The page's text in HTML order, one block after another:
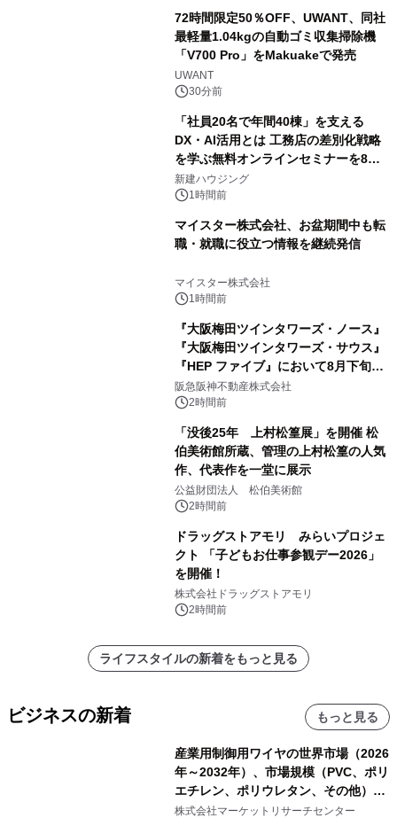
72時間限定50％OFF、UWANT、同社
最軽量1.04kgの自動ゴミ収集掃除機
「V700 Pro」をMakuakeで発売
UWANT
30分前
「社員20名で年間40棟」を支える
DX・AI活用とは 工務店の差別化戦略
を学ぶ無料オンラインセミナーを8月
20日に開催
新建ハウジング
1時間前
マイスター株式会社、お盆期間中も転
職・就職に役立つ情報を継続発信
マイスター株式会社
1時間前
『大阪梅田ツインタワーズ・ノース』
『大阪梅田ツインタワーズ・サウス』
『HEP ファイブ』において8月下旬か
ら 「オフサイト型コーポレートPPA」
による 再生可能エネルギー電力の使用
阪急阪神不動産株式会社
2時間前
「没後25年 上村松篁展」を開催 松
伯美術館所蔵、管理の上村松篁の人気
作、代表作を一堂に展示
公益財団法人 松伯美術館
2時間前
ドラッグストアモリ みらいプロジェ
クト 「子どもお仕事参観デー2026」
を開催！
株式会社ドラッグストアモリ
2時間前
ライフスタイルの新着をもっと見る
ビジネスの新着 もっと見る
産業用制御用ワイヤの世界市場（2026
年～2032年）、市場規模（PVC、ポリ
エチレン、ポリウレタン、その他）・
分析レポートを発表
株式会社マーケットリサーチセンター